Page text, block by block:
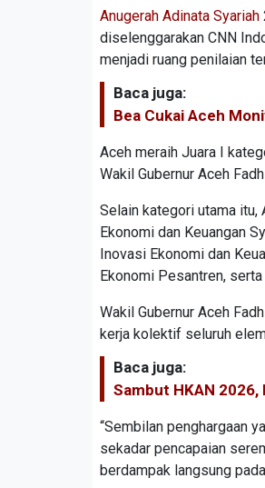
Anugerah Adinata Syariah
diselenggarakan CNN
menjadi ruang penilaian
Baca juga:
Bea Cukai Aceh
Aceh meraih Juara I
Wakil Gubernur Aceh
Selain kategori utama itu,
Ekonomi dan Keuangan
Inovasi Ekonomi dan
Ekonomi Pesantren, serta
Wakil Gubernur Aceh
kerja kolektif seluruh
Baca juga:
Sambut HKAN 2026,
“Sembilan penghargaan
sekadar pencapaian
berdampak langsung